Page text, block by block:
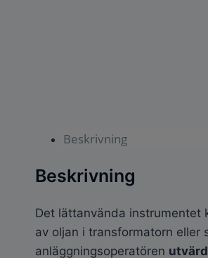
Beskrivning
Beskrivning
Det lättanvända instrumentet
av oljan i transformatorn
anläggningsoperatören